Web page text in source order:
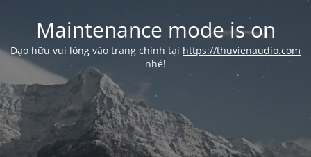
Maintenance mode is on
Đạo hữu vui lòng vào trang chính tại https://thuvienaudio.com
nhé!